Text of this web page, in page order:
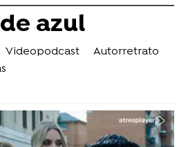
azul
Videopodcast
Autorretrato